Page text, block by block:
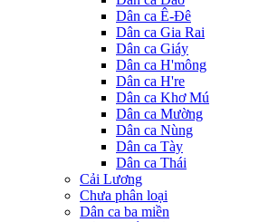
Dân ca Ê-Đê
Dân ca Gia Rai
Dân ca Giáy
Dân ca H'mông
Dân ca H're
Dân ca Khơ Mú
Dân ca Mường
Dân ca Nùng
Dân ca Tày
Dân ca Thái
Cải Lương
Chưa phân loại
Dân ca ba miền